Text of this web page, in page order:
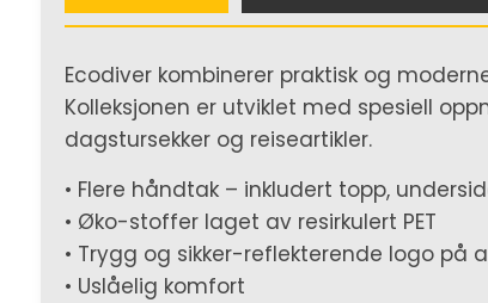
Ecodiver kombinerer praktisk og
Kolleksjonen er utviklet med spesiell
dagstursekker og reiseartikler.
• Flere håndtak – inkludert topp,
• Øko-stoffer laget av resirkulert PET
• Trygg og sikker-reflekterende logo på
• Uslåelig komfort